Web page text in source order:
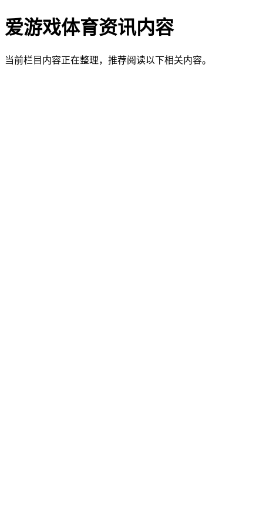
爱游戏体育资讯内容
当前栏目内容正在整理，推荐阅读以下相关内容。